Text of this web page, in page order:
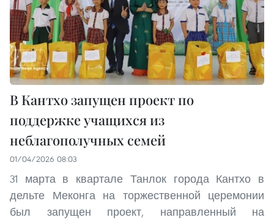
В Кантхо запущен проект по
поддержке учащихся из
неблагополучных семей
01/04/2026 08:03
31 марта в квартале Танлок города Кантхо в
дельте Меконга на торжественной церемонии
был запущен проект, направленный на